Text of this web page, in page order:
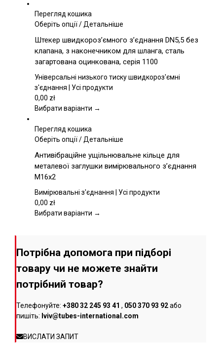
сторінці
товару
Перегляд кошика
Оберіть опціїЦей
має
кілька
варіантів.
Параметри
можна
на
товару
/Детальніше
Штекер швидкороз’ємного з’єднання DN5,5 без
клапана, з наконечником для шланга, сталь
загартована оцинкована, серія 1100
Універсальні низького тиску швидкороз'ємні
з'єднання | Усі продукти
0,00 zł
Вибрати варіанти →
Перегляд кошика
Оберіть опціїЦей
має
кілька
Параметри
вибрати
/Детальніше
Антивібраційне ущільнювальне кільце для
металевої заглушки вимірювального з’єднання
M16x2
Вимірювальні з'єднання | Усі продукти
0,00 zł
Вибрати варіанти →
Потрібна допомога при підборі
товару чи не можете знайти
потрібний товар?
Телефонуйте: +380 32 245 93 41 , 050 370 93 92або
пишіть: lviv@tubes-international.com
ВИСЛАТИ ЗАПИТ